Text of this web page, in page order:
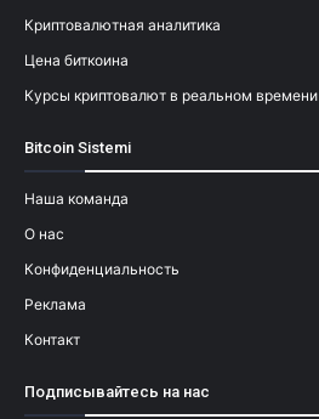
Криптовалютная аналитика
Цена биткоина
Курсы криптовалют в реальном времени
Bitcoin Sistemi
Наша команда
О нас
Конфиденциальность
Реклама
Контакт
Подписывайтесь на нас